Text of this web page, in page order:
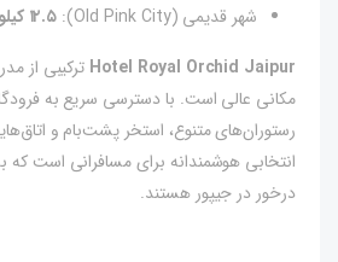
شهر قدیمی (Old Pink City):
۱۲.۵ کیلومتر
Hotel Royal Orchid Jaipur ترکیبی از
مکانی عالی است. با دسترسی سریع به
رستوران‌های متنوع، استخر پشت‌بام و
انتخابی هوشمندانه برای مسافرانی است که
درخور در جیپور هستند.